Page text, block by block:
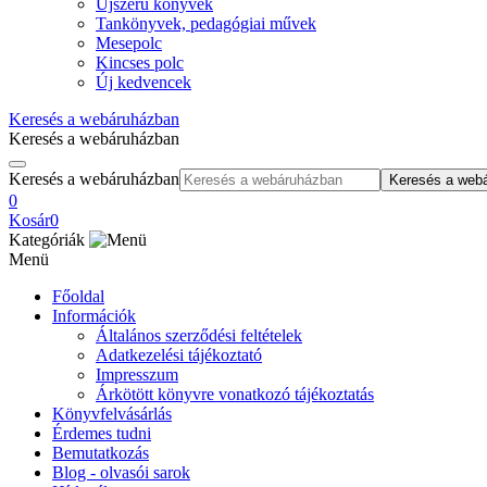
Újszerű könyvek
Tankönyvek, pedagógiai művek
Mesepolc
Kincses polc
Új kedvencek
Keresés a webáruházban
Keresés a webáruházban
Keresés a webáruházban Keresés a
0
Kosár0
Kategóriák
Menü
Főoldal
Információk
Általános szerződési feltételek
Adatkezelési tájékoztató
Impresszum
Árkötött könyvre vonatkozó tájékoztatás
Könyvfelvásárlás
Érdemes tudni
Bemutatkozás
Blog - olvasói sarok